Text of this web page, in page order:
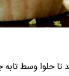
تا حلوا وسط